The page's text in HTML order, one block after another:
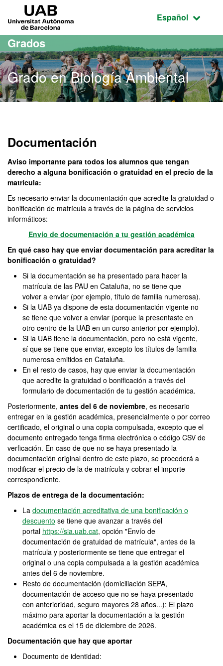
Acceso al contenido principal
Acceso a la navegación de la página
Idioma
Español
Grados
Grado en Biología Ambiental
Documentación
Aviso importante para todos los alumnos que tengan
derecho a alguna bonificación o gratuidad en el precio de la
matrícula:
Es necesario enviar la documentación que acredite la gratuidad o
bonificación de matrícula a través de la página de servicios
informáticos:
Envío de documentación a tu gestión académica
En qué caso hay que enviar documentación para acreditar la
bonificación o gratuidad?
Si la documentación se ha presentado para hacer la
matrícula de las PAU en Cataluña, no se tiene que
volver a enviar (por ejemplo, título de familia numerosa).
Si la UAB ya dispone de esta documentación vigente no
se tiene que volver a enviar (porque la presentaste en
otro centro de la UAB en un curso anterior por ejemplo).
Si la UAB tiene la documentación, pero no está vigente,
sí que se tiene que enviar, excepto los títulos de familia
numerosa emitidos en Cataluña.
En el resto de casos, hay que enviar la documentación
que acredite la gratuidad o bonificación a través del
formulario de documentación de tu gestión académica.
Posteriormente, antes del 6 de noviembre, es necesario
entregar en la gestión académica, presencialmente o por correo
certificado, el original o una copia compulsada, excepto que el
documento entregado tenga firma electrónica o código CSV de
verficación. En caso de que no se haya presentado la
documentación original dentro de este plazo, se procederá a
modificar el precio de la de matrícula y cobrar el importe
correspondiente.
Plazos de entrega de la documentación:
La documentación acreditativa de una bonificación o
descuento se tiene que avanzar a través del
portal https://sia.uab.cat, opción "Envío de
documentación de gratuidad de matrícula", antes de la
matrícula y posteriormente se tiene que entregar el
original o una copia compulsada a la gestión académica
antes del 6 de noviembre.
Resto de documentación (domiciliación SEPA,
documentación de acceso que no se haya presentado
con anterioridad, seguro mayores 28 años...): El plazo
máximo para aportar la documentación a la gestión
académica es el 15 de diciembre de 2026.
Documentación que hay que aportar
Documento de identidad: